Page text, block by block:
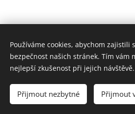
Vytvořeno službou Webnode
Používáme cookies, abychom zajistili
bezpečnost našich stránek. Tím vám
nejlepší zkušenost při jejich návštěvě.
Přijmout nezbytné Přijmout